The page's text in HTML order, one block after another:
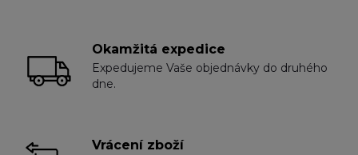
Okamžitá expedice
Expedujeme Vaše objednávky do druhého
dne.
Vrácení zboží